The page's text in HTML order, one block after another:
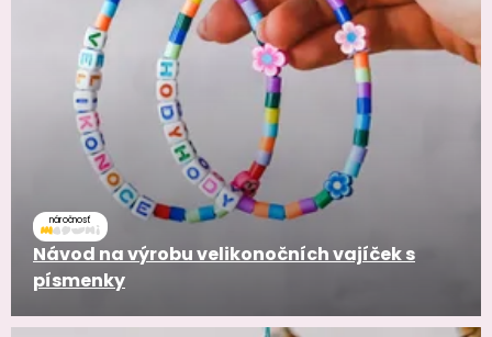
náročnosť
Návod na výrobu velikonočních vajíček s
písmenky